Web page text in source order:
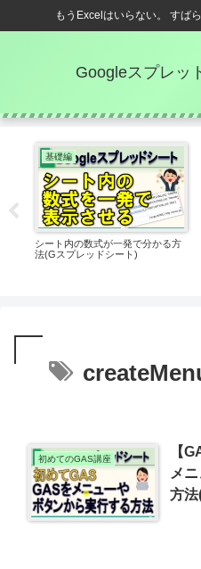
もうExcelはいらない。 すば
Googleスプレッ
基礎編
シート内の数式が一発で分かる方
法(Gスプレッドシート)
初めてのGAS講座
【
メ
方